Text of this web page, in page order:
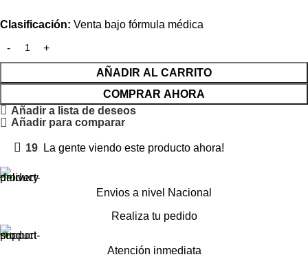
Clasificación: Venta bajo fórmula médica
AÑADIR AL CARRITO
COMPRAR AHORA
Añadir a lista de deseos
Añadir para comparar
19 La gente viendo este producto ahora!
Envios a nivel Nacional
Realiza tu pedido
Atención inmediata